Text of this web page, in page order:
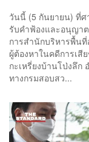
วันนี้ (5 กันยายน) ที่
รับคำฟ้องและอนุญา
การสำนักบริหารพื้น
ผู้ต้องหาในคดีการเสี
กะเหรี่ยงบ้านโป่งลึ
ทางกรมสอบสว...